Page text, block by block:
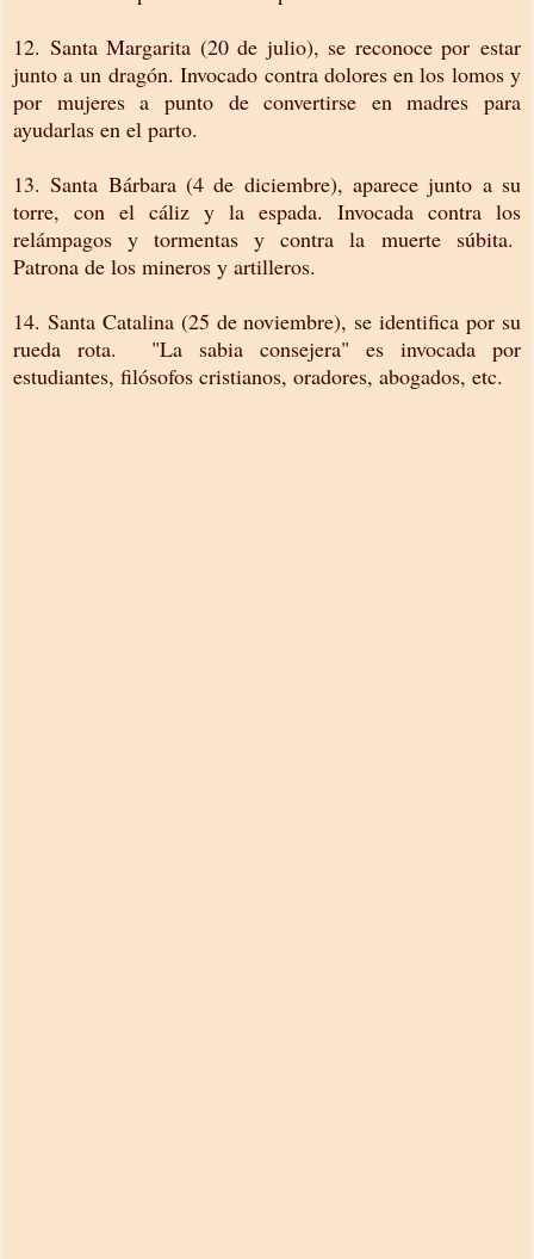
12. Santa Margarita (20 de julio), se reconoce por estar
junto a un dragón. Invocado contra dolores en los lomos y
por mujeres a punto de convertirse en madres para
ayudarlas en el parto.
13. Santa Bárbara (4 de diciembre), aparece junto a su
torre, con el cáliz y la espada. Invocada contra los
relámpagos y tormentas y contra la muerte súbita.
Patrona de los mineros y artilleros.
14. Santa Catalina (25 de noviembre), se identifica por su
rueda rota. "La sabia consejera" es invocada por
estudiantes, filósofos cristianos, oradores, abogados, etc.